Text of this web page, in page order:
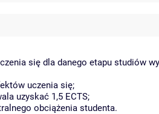
się dla danego etapu studiów
uczenia się;
uzyskać 1,5 ECTS;
obciążenia studenta.